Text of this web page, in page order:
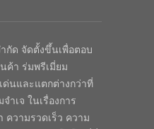
กัด จัดตั้งขึ้นเพื่อตอบ
ค้า ร่มพรีเมี่ยม
ด่นและแตกต่างกว่าที่
ำเจ ในเรื่องการ
วามรวดเร็ว ความ